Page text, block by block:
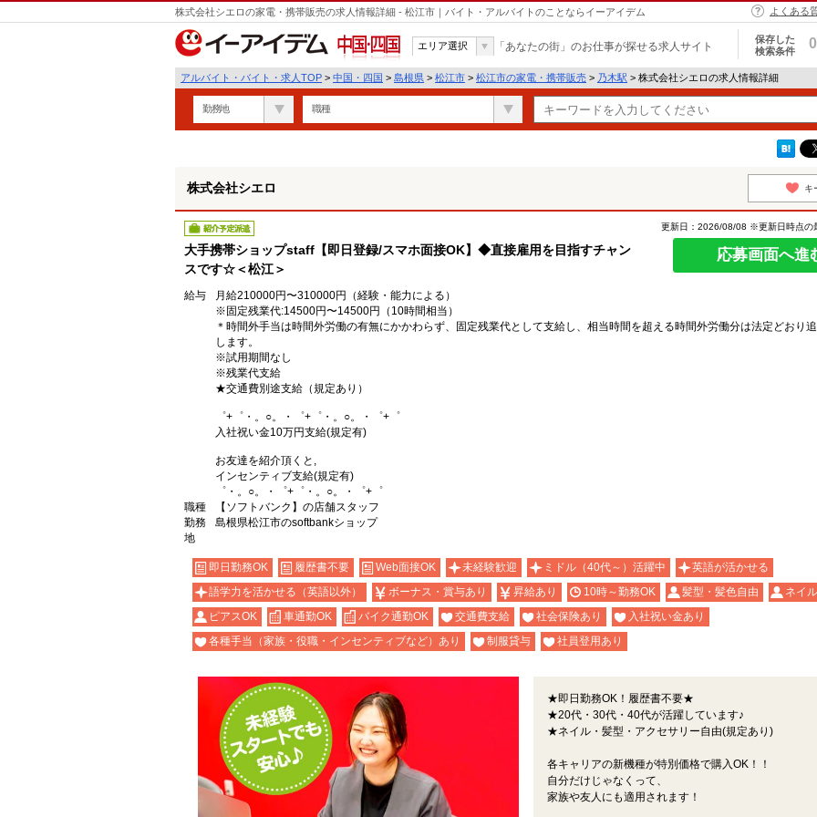
株式会社シエロの家電・携帯販売の求人情報詳細 - 松江市｜バイト・アルバイトのことならイーアイデム よくある
中国・四国
エリア選択 「あなたの街」のお仕事が探せる求人サイト
保存した
検索条件
0
アルバイト・バイト・求人TOP > 中国・四国 > 島根県 > 松江市 > 松江市の家電・携帯販売 > 乃木駅 > 株式会社シエロの求人情報詳細
勤務地 職種
遣
株式会社シエロ キ
紹介予定派遣
大手携帯ショップstaff【即日登録/スマホ面接OK】◆直接雇用を目指すチャン
スです☆＜松江＞
更新日：2026/08/08 ※更新日時点の
応募画面へ進
給与
月給210000円〜310000円（経験・能力による）
※固定残業代:14500円〜14500円（10時間相当）
＊時間外手当は時間外労働の有無にかかわらず、固定残業代として支給し、相当時間を超える時間外労働分は法定どおり
します。
※試用期間なし
※残業代支給
★交通費別途支給（規定あり）
゜+゜・。○。・゜+゜・。○。・゜+゜
入社祝い金10万円支給(規定有)
お友達を紹介頂くと,
インセンティブ支給(規定有)
゜・。○。・゜+゜・。○。・゜+゜
職種
【ソフトバンク】の店舗スタッフ
勤務
地
島根県松江市のsoftbankショップ
即日勤務OK 履歴書不要 Web面接OK 未経験歓迎 ミドル（40代～）活躍中
英語が活かせる
語学力を活かせる（英語以外）
ボーナス・賞与あり 昇給あり 10時～勤務OK 髪型・髪色自由
ネイ
ピアスOK
車通勤OK バイク通勤OK 交通費支給 社会保険あり
入社祝い金あり
各種手当（家族・役職・インセンティブなど）あり
制服貸与 社員登用あり
★即日勤務OK！履歴書不要★
★20代・30代・40代が活躍しています♪
★ネイル・髪型・アクセサリー自由(規定あり)
各キャリアの新機種が特別価格で購入OK！！
自分だけじゃなくって、
家族や友人にも適用されます！